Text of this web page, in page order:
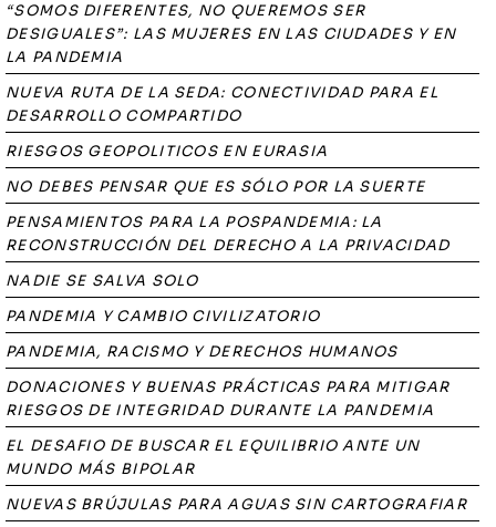
“SOMOS DIFERENTES, NO QUEREMOS SER
DESIGUALES”: LAS MUJERES EN LAS CIUDADES Y EN
LA PANDEMIA
NUEVA RUTA DE LA SEDA: CONECTIVIDAD PARA EL
DESARROLLO COMPARTIDO
RIESGOS GEOPOLITICOS EN EURASIA
NO DEBES PENSAR QUE ES SÓLO POR LA SUERTE
PENSAMIENTOS PARA LA POSPANDEMIA: LA
RECONSTRUCCIÓN DEL DERECHO A LA PRIVACIDAD
NADIE SE SALVA SOLO
PANDEMIA Y CAMBIO CIVILIZATORIO
PANDEMIA, RACISMO Y DERECHOS HUMANOS
DONACIONES Y BUENAS PRÁCTICAS PARA MITIGAR
RIESGOS DE INTEGRIDAD DURANTE LA PANDEMIA
EL DESAFIO DE BUSCAR EL EQUILIBRIO ANTE UN
MUNDO MÁS BIPOLAR
NUEVAS BRÚJULAS PARA AGUAS SIN CARTOGRAFIAR